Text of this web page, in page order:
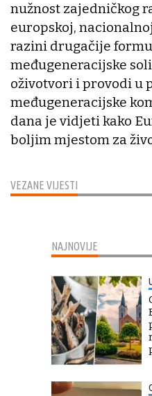
VEZANE VIJESTI
nužnost zajedničkog
europskoj,
razini drugačije
međugeneracijske
oživotvori i provodi u
međugeneracijske
dana je vidjeti kako
boljim mjestom za
NAJNOVIJE